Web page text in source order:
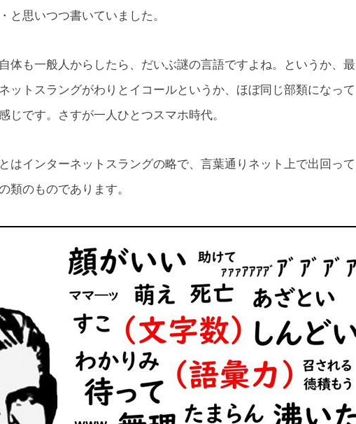
と思いつつ書いていました。
体も一般人からしたら、だいぶ謎の言語ですよね。というか、最
ットスラングがわりとイコールというか、ほぼ同じ部類になって
じです。さすが一人ひとつスマホ時代。
はインターネットスラングの略で、言葉通りネット上で出回って
類のものであります。